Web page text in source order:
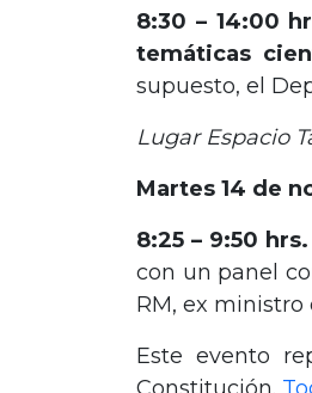
8:30 – 14:00
temáticas
supuesto, el
Lugar Espacio
Martes 14 de
8:25 – 9:50
con un panel
RM, ex
Este evento